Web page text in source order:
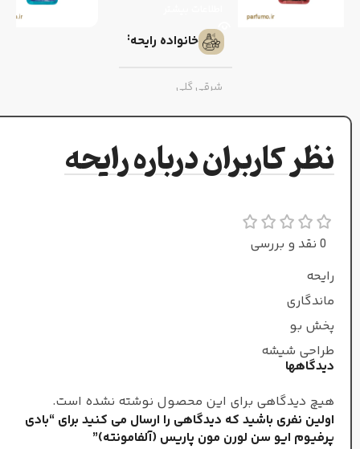
خانواده رایحه
شرقی گلی
بادی پرفیوم
طبع
نظر کاربران درباره رایحه
0 نقد و بررسی
رایحه
ماندگاری
پخش بو
طراحی شیشه
دیدگاهها
هیچ دیدگاهی برای این محصول نوشته نشده است.
اولین نفری باشید که دیدگاهی را ارسال می کنید برای “بادی
پرفیوم ایو سن لورن مون پاریس (آلفامونته)”